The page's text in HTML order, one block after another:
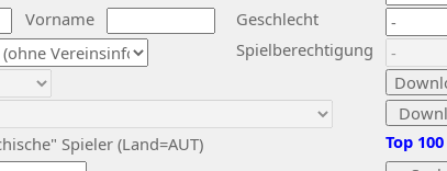
Vorname
Geschlecht
Spieler (Land=AUT)
Spielberechtigung
Top 100